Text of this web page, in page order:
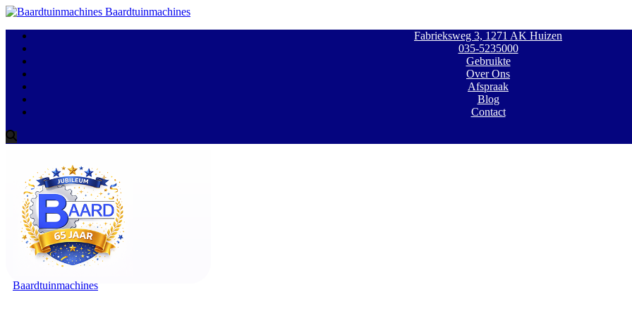
Baardtuinmachines
Fabrieksweg 3, 1271 AK Huizen
035-5235000
Gebruikte
Over Ons
Afspraak
Blog
Contact
Baardtuinmachines